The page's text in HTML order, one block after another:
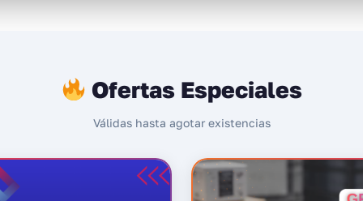
Ofertas Especiales
Válidas hasta agotar existencias